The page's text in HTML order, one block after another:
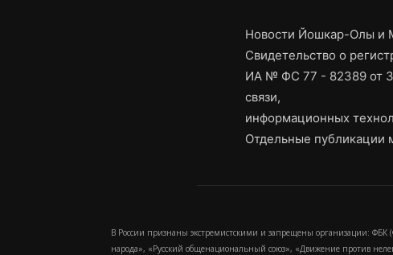
Новости Йошкар-Олы и
Свидетельство о
ИА № ФС 77 - 82389 от
связи,
информационных
Отдельные публикации
В России признаны экстремистскими и запрещены организации:
народа», «Русский общенациональный союз», «Движение против